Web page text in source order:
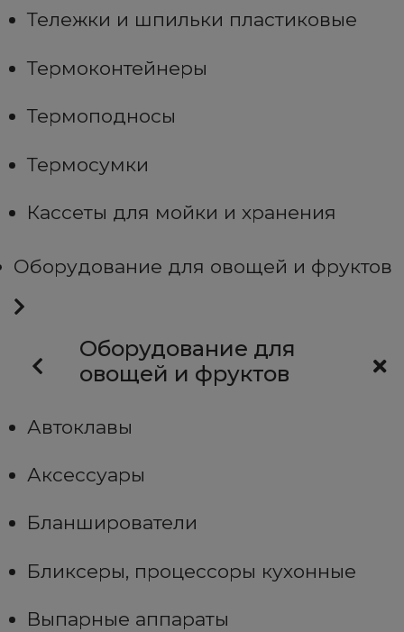
Тележки и шпильки пластиковые
Термоконтейнеры
Термоподносы
Термосумки
Кассеты для мойки и хранения
Оборудование для овощей и фруктов
Оборудование для
овощей и фруктов
Автоклавы
Аксессуары
Бланширователи
Бликсеры, процессоры кухонные
Выпарные аппараты